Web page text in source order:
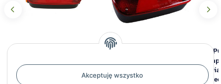
Akceptuję wszystko
ASPÖCK Multipoint III
(światło przeciwmgielne i
światło cofania) | 24-8070-
ASPÖCK Multipoint III
cofania) | 24-8077-007